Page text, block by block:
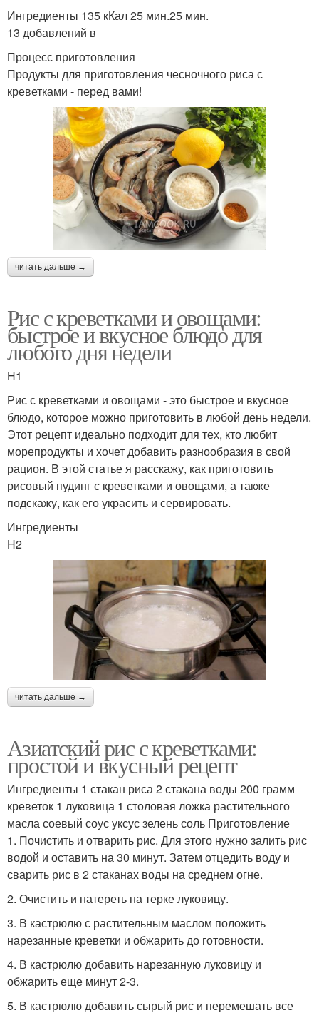
Ингредиенты 135 кКал 25 мин.25 мин.
13 добавлений в
Процесс приготовления
Продукты для приготовления чесночного риса с
креветками - перед вами!
читать дальше →
Рис с креветками и овощами:
быстрое и вкусное блюдо для
любого дня недели
H1
Рис с креветками и овощами - это быстрое и вкусное
блюдо, которое можно приготовить в любой день недели.
Этот рецепт идеально подходит для тех, кто любит
морепродукты и хочет добавить разнообразия в свой
рацион. В этой статье я расскажу, как приготовить
рисовый пудинг с креветками и овощами, а также
подскажу, как его украсить и сервировать.
Ингредиенты
H2
читать дальше →
Азиатский рис с креветками:
простой и вкусный рецепт
Ингредиенты 1 стакан риса 2 стакана воды 200 грамм
креветок 1 луковица 1 столовая ложка растительного
масла соевый соус уксус зелень соль Приготовление
1. Почистить и отварить рис. Для этого нужно залить рис
водой и оставить на 30 минут. Затем отцедить воду и
сварить рис в 2 стаканах воды на среднем огне.
2. Очистить и натереть на терке луковицу.
3. В кастрюлю с растительным маслом положить
нарезанные креветки и обжарить до готовности.
4. В кастрюлю добавить нарезанную луковицу и
обжарить еще минут 2-3.
5. В кастрюлю добавить сырый рис и перемешать все